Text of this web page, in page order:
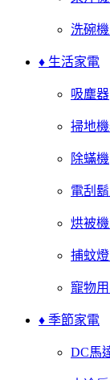
洗碗
♦ 生活家電
吸塵器
掃地
除蟎機
電刮
烘被
捕蚊
寵物
♦ 季節家電
DC馬